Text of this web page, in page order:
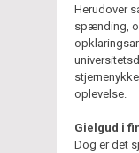
Herudover
spænding,
oplevelse.
Gielgud i
Dog er det